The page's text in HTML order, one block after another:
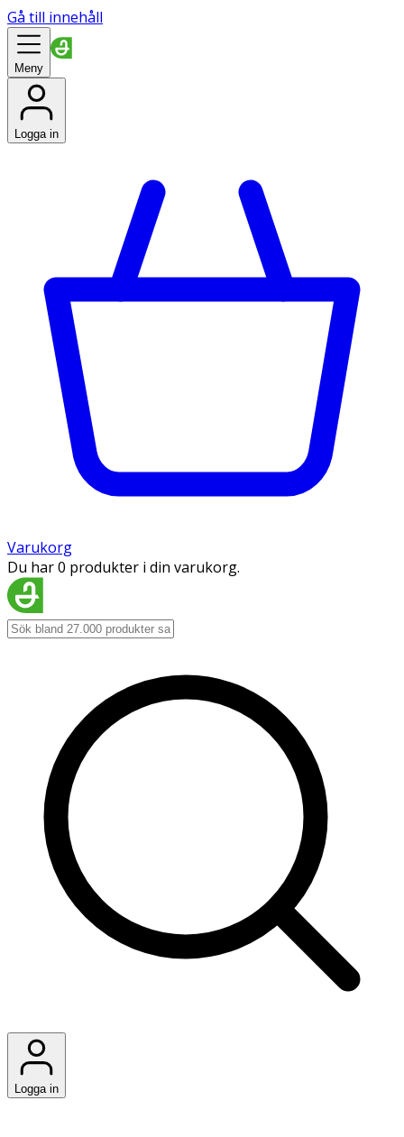
Gå till innehåll
Meny
Logga in
Varukorg
Du har 0 produkter i din varukorg.
Logga in